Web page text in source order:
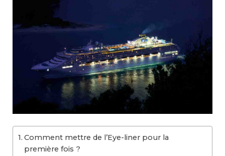
Comment mettre de l’Eye-liner pour la
première fois ?